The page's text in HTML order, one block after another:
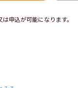
申込が可能になります。